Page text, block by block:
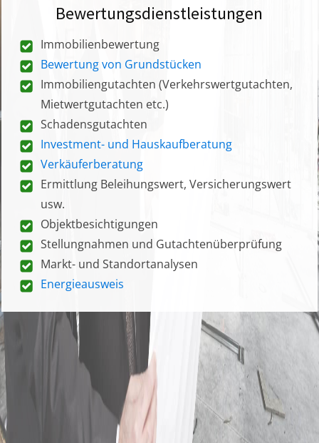
Bewertungsdienstleistungen
Immobilienbewertung
Bewertung von Grundstücken
Immobiliengutachten (Verkehrswertgutachten,
Mietwertgutachten etc.)
Schadensgutachten
Investment- und Hauskaufberatung
Verkäuferberatung
Ermittlung Beleihungswert, Versicherungswert
usw.
Objektbesichtigungen
Stellungnahmen und Gutachtenüberprüfung
Markt- und Standortanalysen
Energieausweis